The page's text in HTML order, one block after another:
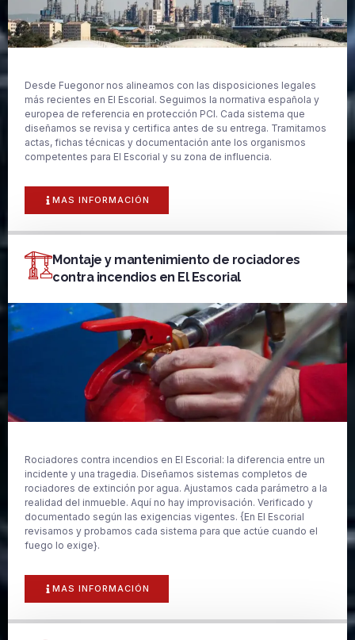
Desde Fuegonor nos alineamos con las disposiciones legales
más recientes en El Escorial. Seguimos la normativa española y
europea de referencia en protección PCI. Cada sistema que
diseñamos se revisa y certifica antes de su entrega. Tramitamos
actas, fichas técnicas y documentación ante los organismos
competentes para El Escorial y su zona de influencia.
MAS INFORMACIÓN
Montaje y mantenimiento de rociadores
contra incendios en El Escorial
Rociadores contra incendios en El Escorial: la diferencia entre un
incidente y una tragedia. Diseñamos sistemas completos de
rociadores de extinción por agua. Ajustamos cada parámetro a la
realidad del inmueble. Aquí no hay improvisación. Verificado y
documentado según las exigencias vigentes. {En El Escorial
revisamos y probamos cada sistema para que actúe cuando el
fuego lo exige}.
MAS INFORMACIÓN